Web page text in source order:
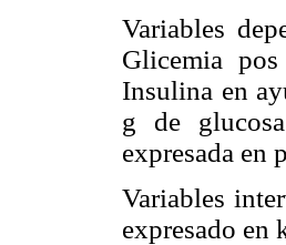
Variables
Glicemia
Insulina en
g de
expresada en
Variables
expresado en